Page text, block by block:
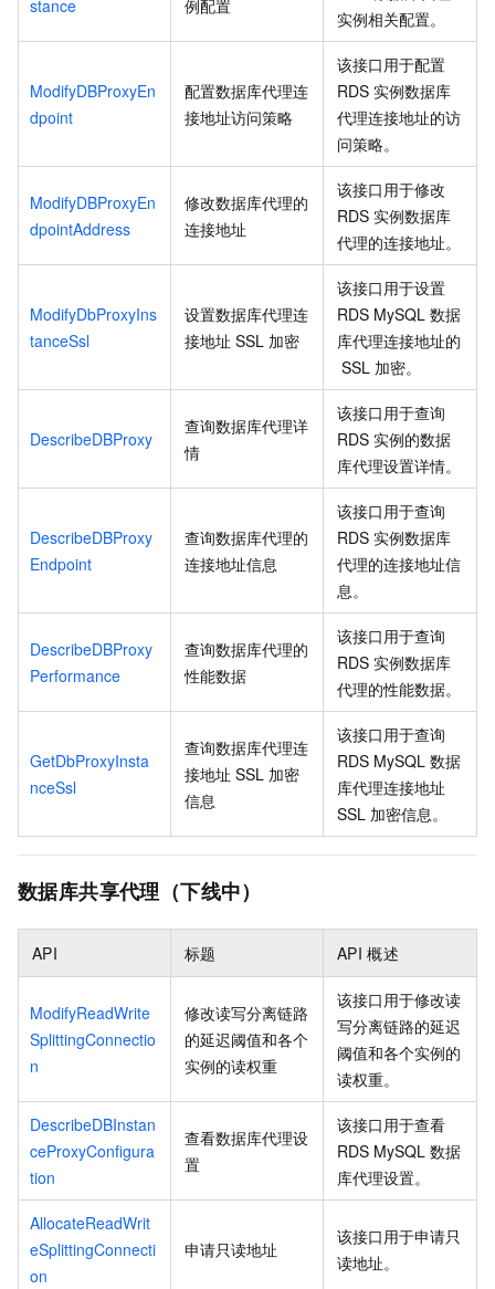
stance
例配置
实例相关配置。
ModifyDBProxyEn
dpoint
配置数据库代理连
接地址访问策略
该接口用于配置
RDS 实例数据库
代理连接地址的访
问策略。
ModifyDBProxyEn
dpointAddress
修改数据库代理的
连接地址
该接口用于修改
RDS 实例数据库
代理的连接地址。
ModifyDbProxyIns
tanceSsl
设置数据库代理连
接地址 SSL 加密
该接口用于设置
RDS MySQL 数据
库代理连接地址的
SSL 加密。
DescribeDBProxy
查询数据库代理详
情
该接口用于查询
RDS 实例的数据
库代理设置详情。
DescribeDBProxy
Endpoint
查询数据库代理的
连接地址信息
该接口用于查询
RDS 实例数据库
代理的连接地址信
息。
DescribeDBProxy
Performance
查询数据库代理的
性能数据
该接口用于查询
RDS 实例数据库
代理的性能数据。
GetDbProxyInsta
nceSsl
查询数据库代理连
接地址 SSL 加密
信息
该接口用于查询
RDS MySQL 数据
库代理连接地址
SSL 加密信息。
数据库共享代理（下线中）
API 标题 API 概述
ModifyReadWrite
SplittingConnectio
n
修改读写分离链路
的延迟阈值和各个
实例的读权重
该接口用于修改读
写分离链路的延迟
阈值和各个实例的
读权重。
DescribeDBInstan
ceProxyConfigura
tion
查看数据库代理设
置
该接口用于查看
RDS MySQL 数据
库代理设置。
AllocateReadWrit
eSplittingConnecti
on
申请只读地址
该接口用于申请只
读地址。